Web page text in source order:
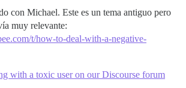
con Michael. Este es un tema antiguo pero
muy relevante:
t/how-to-deal-with-a-negative-
with a toxic user on our Discourse forum